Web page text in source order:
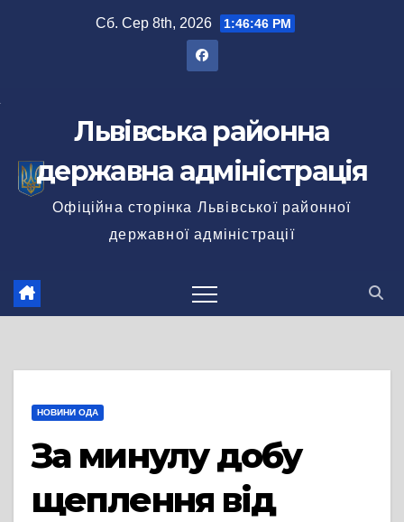
Сб. Сер 8th, 2026 1:46:47 PM
Львівська районна
державна адміністрація
Офіційна сторінка Львівської районної
державної адміністрації
НОВИНИ ОДА
За минулу добу
щеплення від